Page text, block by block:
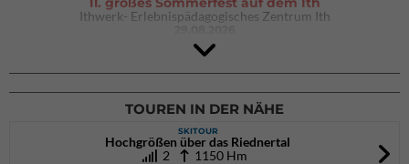
Ithwerk- Erlebnispädagogisches Zentrum Ith
Rock Master Arco
Arco (IT)
02.10.2026bis 04.10.2026
TOUREN IN DER NÄHE
SKITOUR
Hochgrößen über das Riednertal
2
1150 Hm